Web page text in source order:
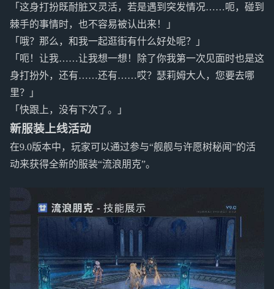
「这身打扮既耐脏又灵活，若是遇到突发情况……呃，碰到
棘手的事情时，也不容易被认出来！」
「哦？那么，和我一起逛街有什么好处呢？」
「呃！让我……让我想一想！除了你我第一次见面时也是这
身打扮外，还有……还有……哎？瑟莉姆大人，您要去哪
里？」
「快跟上，没有下次了。」
新服装上线活动
在9.0版本中，玩家可以通过参与“舰舰与许愿树秘闻”的活
动来获得全新的服装“流浪朋克”。